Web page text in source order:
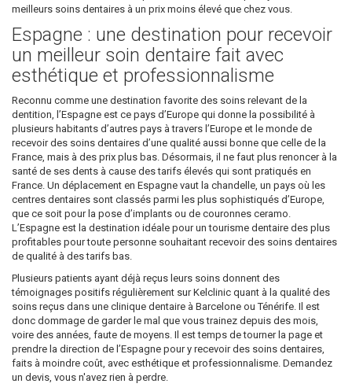
meilleurs soins dentaires à un prix moins élevé que chez vous.
Espagne : une destination pour recevoir
un meilleur soin dentaire fait avec
esthétique et professionnalisme
Reconnu comme une destination favorite des soins relevant de la
dentition, l’Espagne est ce pays d’Europe qui donne la possibilité à
plusieurs habitants d’autres pays à travers l’Europe et le monde de
recevoir des soins dentaires d’une qualité aussi bonne que celle de la
France, mais à des prix plus bas. Désormais, il ne faut plus renoncer à la
santé de ses dents à cause des tarifs élevés qui sont pratiqués en
France. Un déplacement en Espagne vaut la chandelle, un pays où les
centres dentaires sont classés parmi les plus sophistiqués d’Europe,
que ce soit pour la pose d’implants ou de couronnes ceramo.
L’Espagne est la destination idéale pour un tourisme dentaire des plus
profitables pour toute personne souhaitant recevoir des soins dentaires
de qualité à des tarifs bas.
Plusieurs patients ayant déjà reçus leurs soins donnent des
témoignages positifs régulièrement sur Kelclinic quant à la qualité des
soins reçus dans une clinique dentaire à Barcelone ou Ténérife. Il est
donc dommage de garder le mal que vous trainez depuis des mois,
voire des années, faute de moyens. Il est temps de tourner la page et
prendre la direction de l’Espagne pour y recevoir des soins dentaires,
faits à moindre coût, avec esthétique et professionnalisme. Demandez
un devis, vous n'avez rien à perdre.